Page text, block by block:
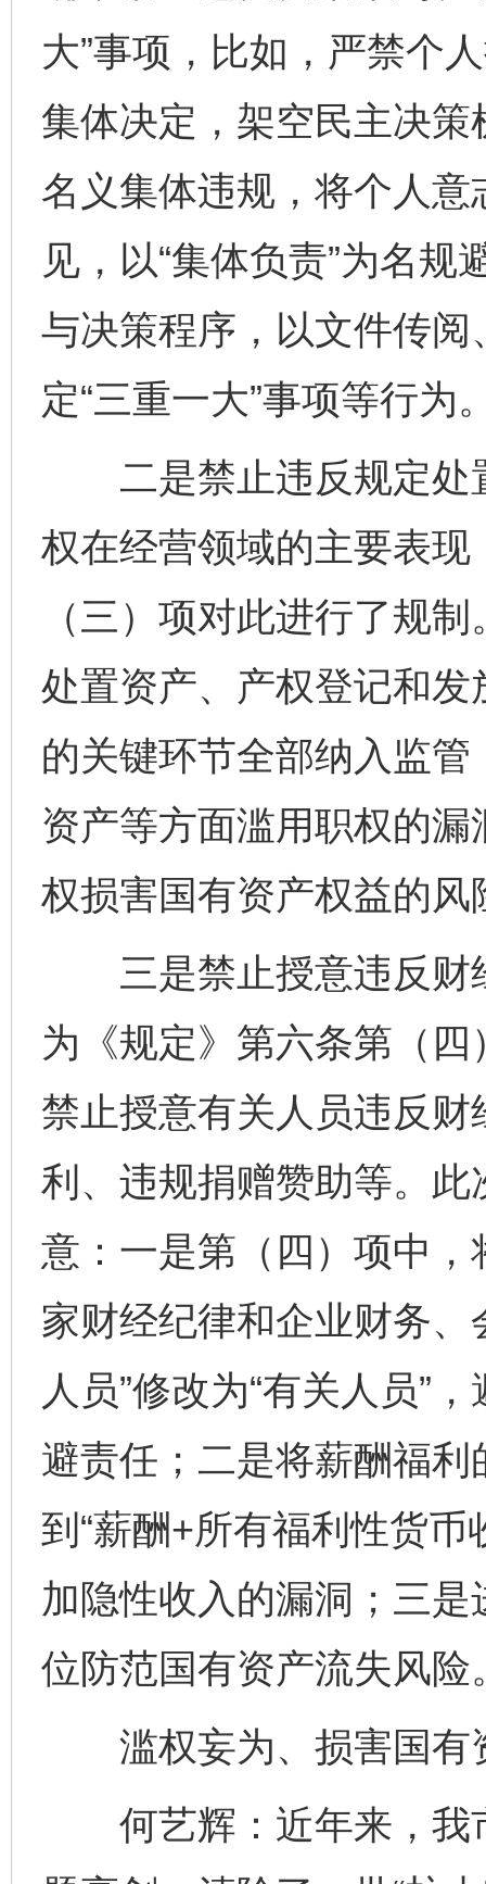
大”事项，比如，严禁个
集体决定，架空民主决策
名义集体违规，将个人
见，以“集体负责”为名
与决策程序，以文件传
定“三重一大”事项等行为
二是禁止违反规定处
权在经营领域的主要表
（三）项对此进行了规
处置资产、产权登记和
的关键环节全部纳入监
资产等方面滥用职权的
权损害国有资产权益的风
三是禁止授意违反财
为《规定》第六条第（
禁止授意有关人员违反
利、违规捐赠赞助等。
意：一是第（四）项中
家财经纪律和企业财务
人员”修改为“有关人员”
避责任；二是将薪酬福利
到“薪酬+所有福利性货
加隐性收入的漏洞；三
位防范国有资产流失风险
滥权妄为、损害国有
何艺辉：近年来，我